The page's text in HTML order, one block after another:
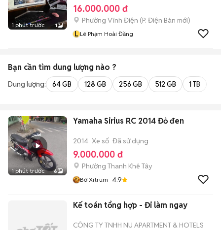
1 phút trước 1
16.000.000 đ
Phường Vĩnh Điện (P. Điện Bàn mới)
L Lê Phạm Hoài Đăng
Bạn cần tìm dung lượng nào ?
Dung lượng: 64 GB 128 GB 256 GB 512 GB 1 TB
1 phút trước 6
Yamaha Sirius RC 2014 Đỏ đen
2014 Xe số Đã sử dụng
9.000.000 đ
Phường Thanh Khê Tây
Bơ Xitrum 4.9
Kế toán tổng hợp - Đi làm ngay
CÔNG TY TNHH NU APARTMENT & HOTELS